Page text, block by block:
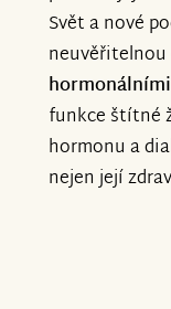
S
Svět a nové
neuvěřitelnou
funkce štítné
hormonu a
nejen její